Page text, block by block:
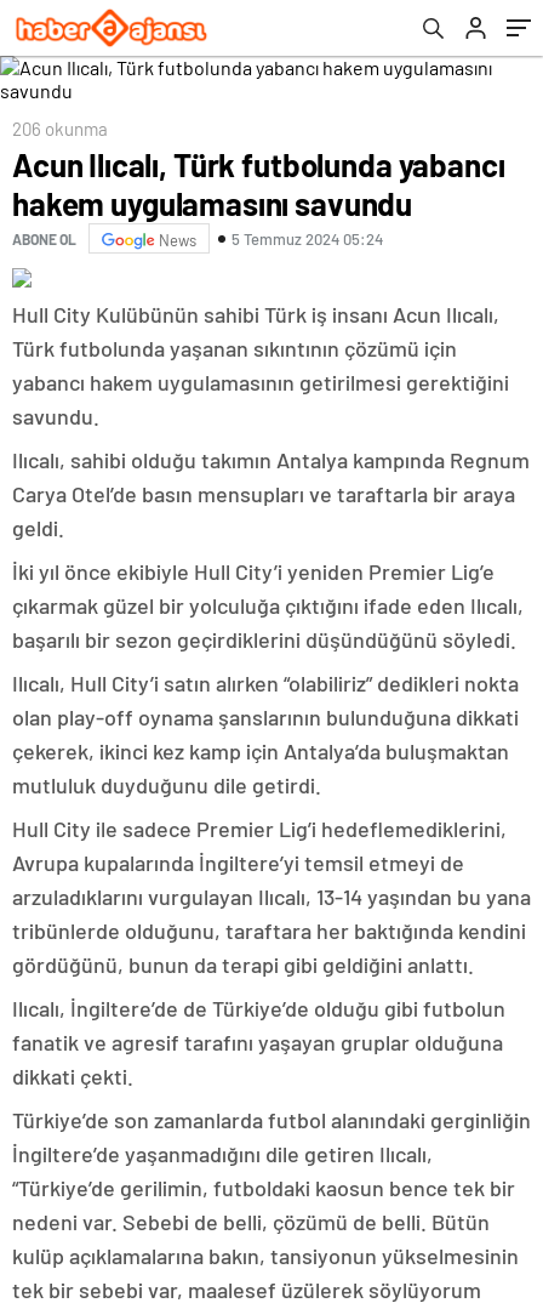
206 okunma
Acun Ilıcalı, Türk futbolunda yabancı
hakem uygulamasını savundu
ABONE OL News 5 Temmuz 2024 05:24
Hull City Kulübünün sahibi Türk iş insanı Acun Ilıcalı,
Türk futbolunda yaşanan sıkıntının çözümü için
yabancı hakem uygulamasının getirilmesi gerektiğini
savundu.
Ilıcalı, sahibi olduğu takımın Antalya kampında Regnum
Carya Otel’de basın mensupları ve taraftarla bir araya
geldi.
İki yıl önce ekibiyle Hull City’i yeniden Premier Lig’e
çıkarmak güzel bir yolculuğa çıktığını ifade eden Ilıcalı,
başarılı bir sezon geçirdiklerini düşündüğünü söyledi.
Ilıcalı, Hull City’i satın alırken “olabiliriz” dedikleri nokta
olan play-off oynama şanslarının bulunduğuna dikkati
çekerek, ikinci kez kamp için Antalya’da buluşmaktan
mutluluk duyduğunu dile getirdi.
Hull City ile sadece Premier Lig’i hedeflemediklerini,
Avrupa kupalarında İngiltere’yi temsil etmeyi de
arzuladıklarını vurgulayan Ilıcalı, 13-14 yaşından bu yana
tribünlerde olduğunu, taraftara her baktığında kendini
gördüğünü, bunun da terapi gibi geldiğini anlattı.
Ilıcalı, İngiltere’de de Türkiye’de olduğu gibi futbolun
fanatik ve agresif tarafını yaşayan gruplar olduğuna
dikkati çekti.
Türkiye’de son zamanlarda futbol alanındaki gerginliğin
İngiltere’de yaşanmadığını dile getiren Ilıcalı,
“Türkiye’de gerilimin, futboldaki kaosun bence tek bir
nedeni var. Sebebi de belli, çözümü de belli. Bütün
kulüp açıklamalarına bakın, tansiyonun yükselmesinin
tek bir sebebi var, maalesef üzülerek söylüyorum